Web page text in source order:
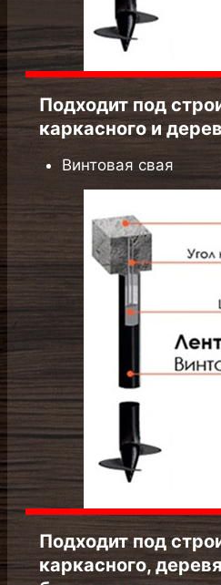
Подходит под
каркасного и
Винтовая свая
Подходит под
каркасного,
и кирпичного дома
Винтовая свая